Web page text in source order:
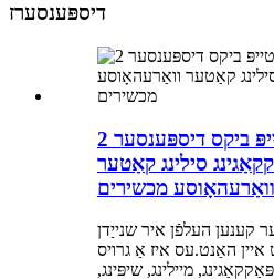
דיספּענסערז
כאַנדכעלד פּאַקינג טייפּ ביקס דיספּענסער 2
סילינג קאַטער
וואַרעהאָוסע מכשירים
קענען העלפֿן איר שנייַדן
איין האַנט.עס איז אַ גרויס
מיילינג, שיפּינג,